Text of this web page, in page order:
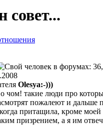
совет...
Olesya:-)))
чом! такие люди про
пожалеют и дальше
притащила, кроме
призрением, а я им